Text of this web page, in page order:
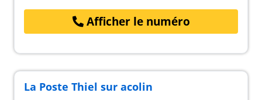
Afficher le numéro
La Poste Thiel sur acolin